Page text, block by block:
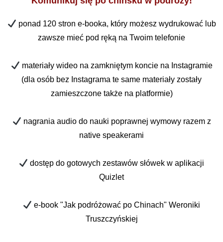
ponad 120 stron e-booka, który możesz wydrukować lub
zawsze mieć pod ręką na Twoim telefonie
materiały wideo na zamkniętym koncie na Instagramie
(dla osób bez Instagrama te same materiały zostały
zamieszczone także na platformie)
nagrania audio do nauki poprawnej wymowy razem z
native speakerami
dostęp do gotowych zestawów słówek w aplikacji
Quizlet
e-book "Jak podróżować po Chinach" Weroniki
Truszczyńskiej